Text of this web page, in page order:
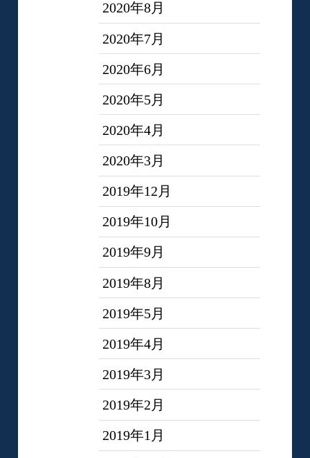
2020年8月
2020年7月
2020年6月
2020年5月
2020年4月
2020年3月
2019年12月
2019年10月
2019年9月
2019年8月
2019年5月
2019年4月
2019年3月
2019年2月
2019年1月